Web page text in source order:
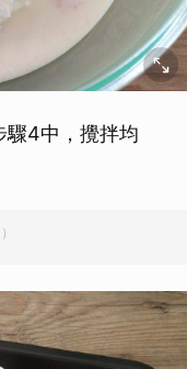
驟4中，攪拌均